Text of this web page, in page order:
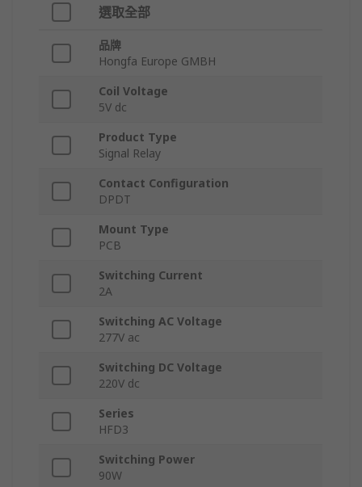
選取全部
品牌
Hongfa Europe GMBH
Coil Voltage
5V dc
Product Type
Signal Relay
Contact Configuration
DPDT
Mount Type
PCB
Switching Current
2A
Switching AC Voltage
277V ac
Switching DC Voltage
220V dc
Series
HFD3
Switching Power
90W